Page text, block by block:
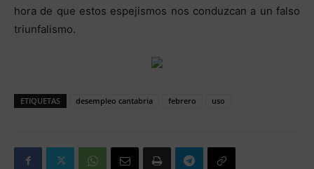
hora de que estos espejismos nos conduzcan a un falso
triunfalismo.
ETIQUETAS desempleo cantabria febrero uso